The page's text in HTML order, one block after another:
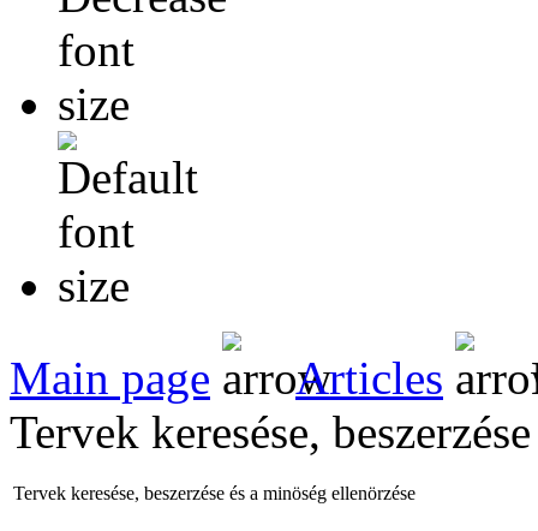
Main page Articles
Tervek keresése,
Tervek keresése, beszerzése és a minöség ellenörzése